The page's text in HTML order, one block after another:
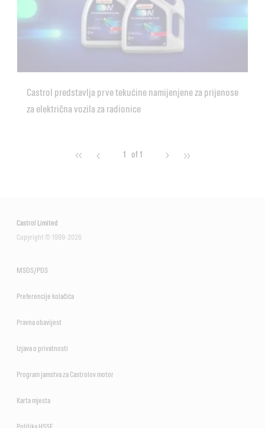
Castrol predstavlja prve tekućine namijenjene za prijenose
za električna vozila za radionice
1 of 1
Castrol Limited
Copyright © 1999-2026
MSDS/PDS
Preferencije kolačića
Pravna obavijest
Izjava o privatnosti
Program jamstva za Castrolov motor
Karta mjesta